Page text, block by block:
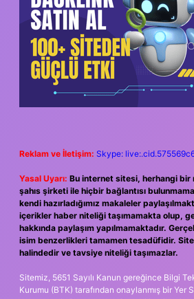
Reklam ve İletişim: Skype:
Yasal Uyarı: Bu internet sitesi, herhangi bir
şahıs şirketi ile hiçbir bağlantısı
kendi hazırladığımız makaleler
içerikler haber niteliği taşımamakta olup,
hakkında paylaşım yapılmamaktadır.
isim benzerlikleri tamamen tesadüfidir.
halindedir ve tavsiye niteliği taşımazlar.
Sitemiz, 5651 Sayılı Kanun gereğince Bilgi
Kurumu (BTK) tarafından onaylanmış bir Yer